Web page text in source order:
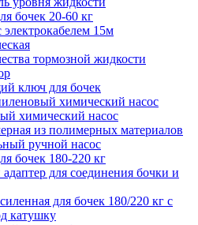
бочек 20-60 кг
15м
тормозной жидкости
ключ для бочек
химический насос
химический насос
из полимерных материалов
ручной насос
бочек 180-220 кг
адаптер для соединения бочки и
для бочек 180/220 кг с
катушку